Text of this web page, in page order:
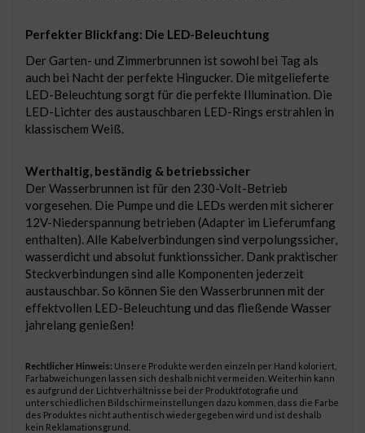
Perfekter Blickfang: Die LED-Beleuchtung
Der Garten- und Zimmerbrunnen ist sowohl bei Tag als
auch bei Nacht der perfekte Hingucker. Die mitgelieferte
LED-Beleuchtung sorgt für die perfekte Illumination. Die
LED-Lichter des austauschbaren LED-Rings erstrahlen in
klassischem Weiß.
Werthaltig, beständig & betriebssicher
Der Wasserbrunnen ist für den 230-Volt-Betrieb
vorgesehen. Die Pumpe und die LEDs werden mit sicherer
12V-Niederspannung betrieben (Adapter im Lieferumfang
enthalten). Alle Kabelverbindungen sind verpolungssicher,
wasserdicht und absolut funktionssicher. Dank praktischer
Steckverbindungen sind alle Komponenten jederzeit
austauschbar. So können Sie den Wasserbrunnen mit der
effektvollen LED-Beleuchtung und das fließende Wasser
jahrelang genießen!
Rechtlicher Hinweis: Unsere Produkte werden einzeln per Hand koloriert,
Farbabweichungen lassen sich deshalb nicht vermeiden. Weiterhin kann
es aufgrund der Lichtverhältnisse bei der Produktfotografie und
unterschiedlichen Bildschirmeinstellungen dazu kommen, dass die Farbe
des Produktes nicht authentisch wiedergegeben wird und ist deshalb
kein Reklamationsgrund.